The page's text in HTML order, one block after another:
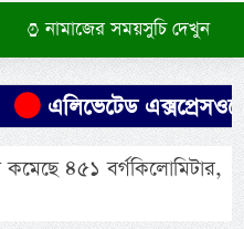
নামাজের সময়সুচি দেখুন
এলিভেটেড
৪৫১ বর্গকিলোমিটার,